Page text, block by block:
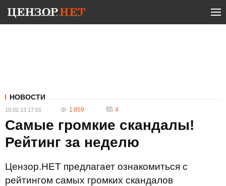
НОВОСТИ
10.02.13 17:01 1 859 4
Самые громкие скандалы!
Рейтинг за неделю
Цензор.НЕТ предлагает ознакомиться с
рейтингом самых громких скандалов